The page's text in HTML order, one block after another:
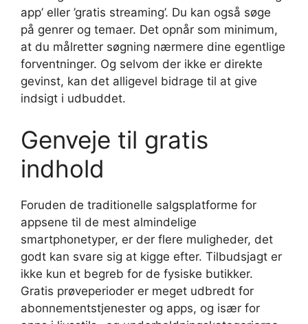
app’ eller ’gratis streaming’. Du kan også søge
på genrer og temaer. Det opnår som minimum,
at du målretter søgning nærmere dine egentlige
forventninger. Og selvom der ikke er direkte
gevinst, kan det alligevel bidrage til at give
indsigt i udbuddet.
Genveje til gratis
indhold
Foruden de traditionelle salgsplatforme for
appsene til de mest almindelige
smartphonetyper, er der flere muligheder, det
godt kan svare sig at kigge efter. Tilbudsjagt er
ikke kun et begreb for de fysiske butikker.
Gratis prøveperioder er meget udbredt for
abonnementstjenester og apps, og især for